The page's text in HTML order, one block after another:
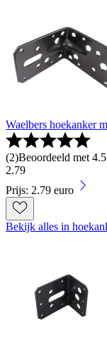
Waelbers hoekanker
(2)Beoordeeld met
2.79
Prijs: 2.79 euro
Bekijk alles in